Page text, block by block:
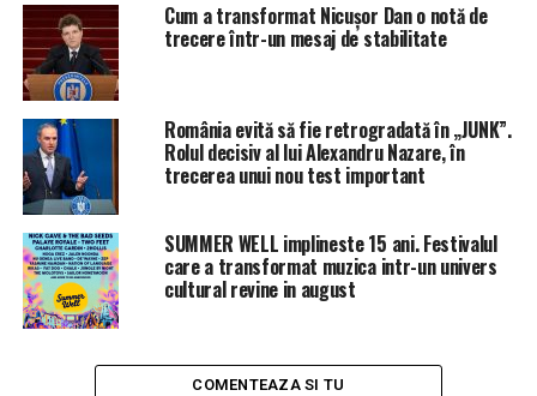
Începând cu intrarea în vigoare a noii legi a pensiilor, va
fi operaţională o bază de date comună ANAF – Casa
Naţională de Pensii. Această bază de date va face posibilă
compilarea de date de la ANAF şi de la Casa de Pensii,
atfel încât românii vor putea vedea online dacă li s-au
plătit contribuţiile, dar şi numărul de puncte de pensii
acumulat până la data respectivă, a declarat ministrul
Cum a transformat Nicușor Dan o notă de
trecere într-un mesaj de stabilitate
România evită să fie retrogradată în „JUNK”.
Rolul decisiv al lui Alexandru Nazare, în
trecerea unui nou test important
SUMMER WELL implineste 15 ani. Festivalul
care a transformat muzica intr-un univers
cultural revine in august
COMENTEAZA SI TU